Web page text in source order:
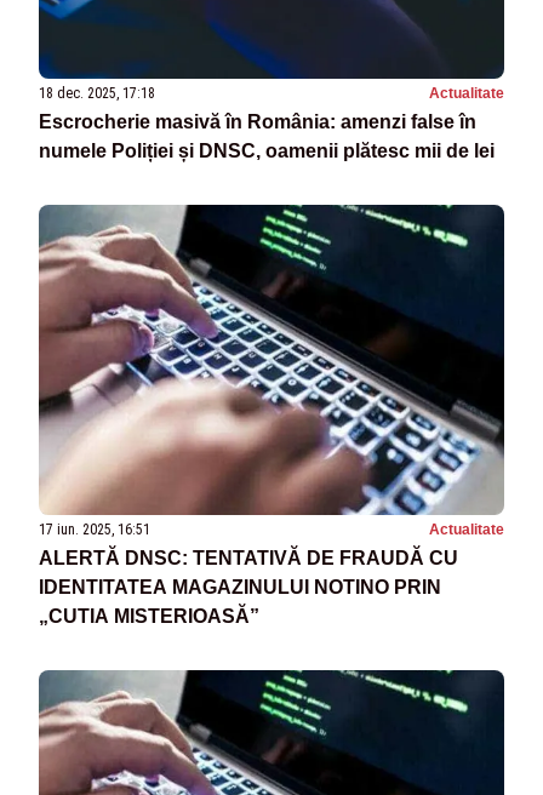
18 dec. 2025, 17:18 Actualitate
Escrocherie masivă în România: amenzi false în
numele Poliției și DNSC, oamenii plătesc mii de lei
17 iun. 2025, 16:51 Actualitate
ALERTĂ DNSC: TENTATIVĂ DE FRAUDĂ CU
IDENTITATEA MAGAZINULUI NOTINO PRIN
„CUTIA MISTERIOASĂ”